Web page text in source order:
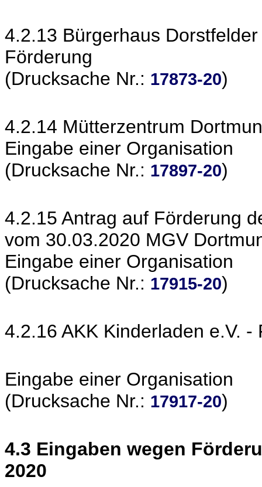
4.2.13 Bürgerhaus
Förderung
(Drucksache Nr.: 17873-20)
4.2.14 Mütterzentrum
Eingabe einer Organisation
(Drucksache Nr.: 17897-20)
4.2.15 Antrag auf Förderung
vom 30.03.2020 MGV
Eingabe einer Organisation
(Drucksache Nr.: 17915-20)
4.2.16 AKK Kinderladen e.V.
Eingabe einer Organisation
(Drucksache Nr.: 17917-20)
4.3 Eingaben wegen
2020